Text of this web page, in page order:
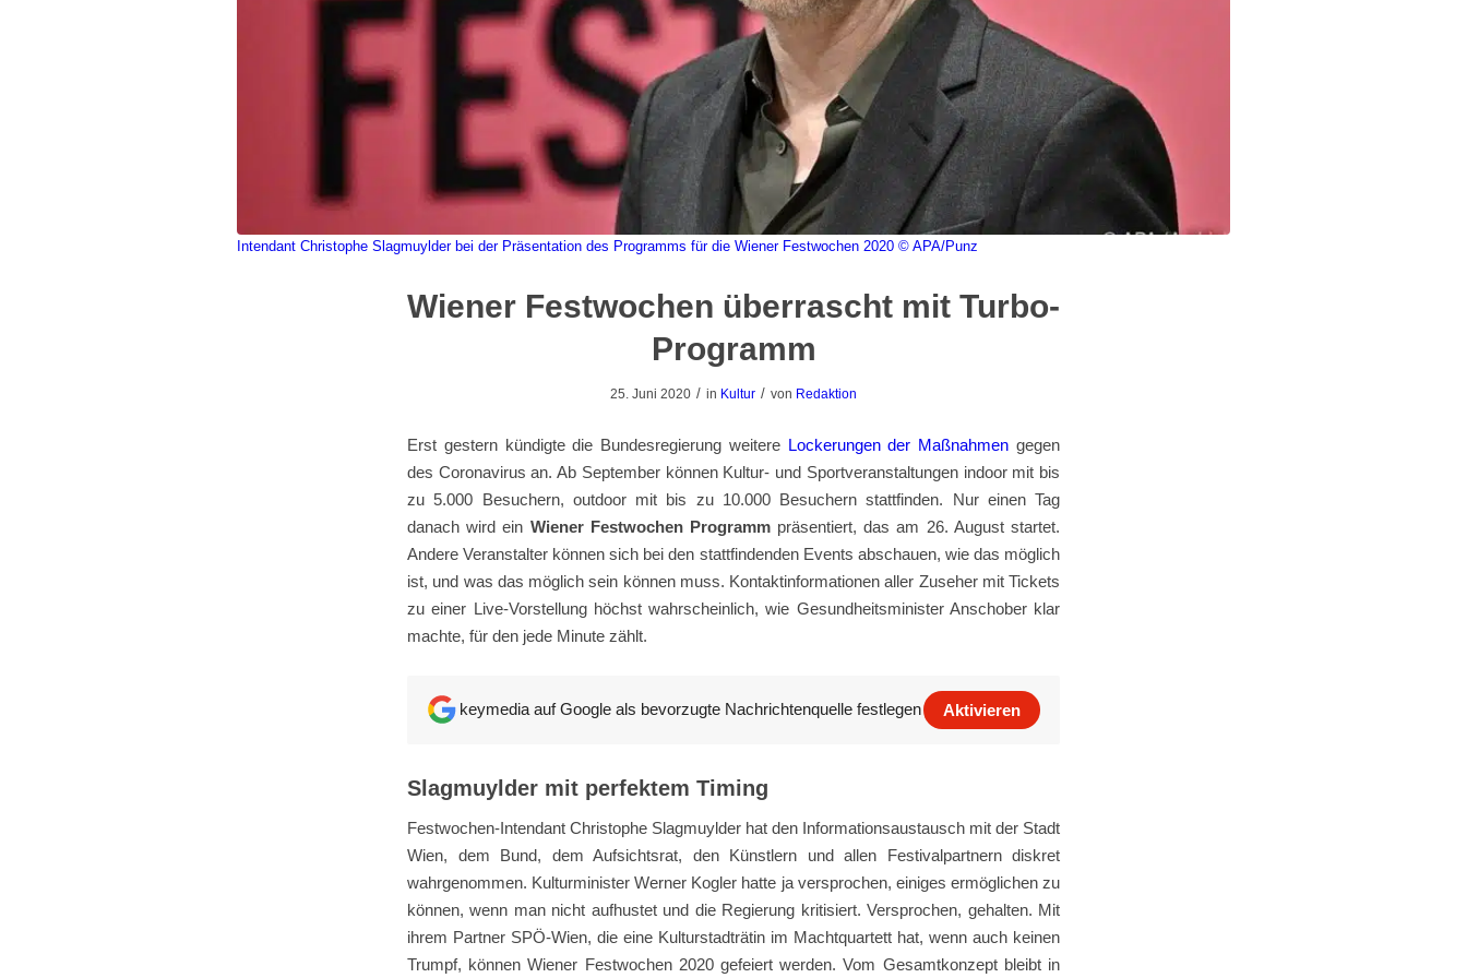
Intendant Christophe Slagmuylder bei der Präsentation des Programms für die Wiener Festwochen 2020 © APA/Punz
Wiener Festwochen überrascht mit Turbo-
Programm
25. Juni 2020 / in Kultur / von Redaktion
Erst gestern kündigte die Bundesregierung weitere Lockerungen der Maßnahmen gegen
des Coronavirus an. Ab September können Kultur- und Sportveranstaltungen indoor mit bis
zu 5.000 Besuchern, outdoor mit bis zu 10.000 Besuchern stattfinden. Nur einen Tag
danach wird ein Wiener Festwochen Programmpräsentiert, das am 26. August startet.
Andere Veranstalter können sich bei den stattfindenden Events abschauen, wie das möglich
ist, und was das möglich sein können muss. Kontaktinformationen aller Zuseher mit Tickets
zu einer Live-Vorstellung höchst wahrscheinlich, wie Gesundheitsminister Anschober klar
machte, für den jede Minute zählt.
keymedia auf Google als bevorzugte Nachrichtenquelle festlegen Aktivieren
Slagmuylder mit perfektem Timing
Festwochen-Intendant Christophe Slagmuylder hat den Informationsaustausch mit der Stadt
Wien, dem Bund, dem Aufsichtsrat, den Künstlern und allen Festivalpartnern diskret
wahrgenommen. Kulturminister Werner Kogler hatte ja versprochen, einiges ermöglichen zu
können, wenn man nicht aufhustet und die Regierung kritisiert. Versprochen, gehalten. Mit
ihrem Partner SPÖ-Wien, die eine Kulturstadträtin im Machtquartett hat, wenn auch keinen
Trumpf, können Wiener Festwochen 2020 gefeiert werden. Vom Gesamtkonzept bleibt in